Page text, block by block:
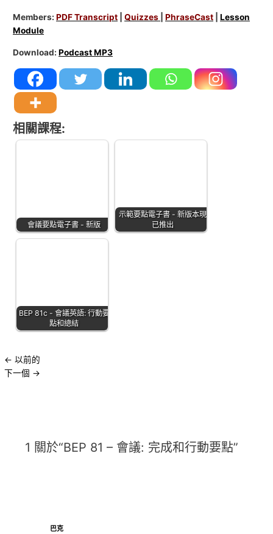
Members:PDF Transcript |Quizzes |PhraseCast |Lesson
Module
Download:Podcast MP3
相關課程:
會議要點電子書 - 新版
示範要點電子書 - 新版本現
已推出
BEP 81c - 會議英語: 行動要
點和總結
← 以前的
下一個 →
1 關於“BEP 81 – 會議: 完成和行動要點”
巴克